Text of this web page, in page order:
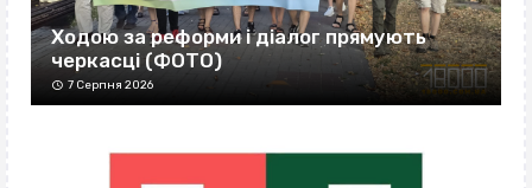
Ходою за реформи і діалог прямують
черкасці (ФОТО)
7 Серпня 2026